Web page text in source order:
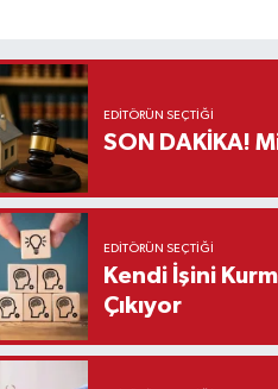
EDITÖRÜN SEÇTIĞI
EDITÖRÜN SEÇTIĞI
Kendi İşini
Çıkıyor